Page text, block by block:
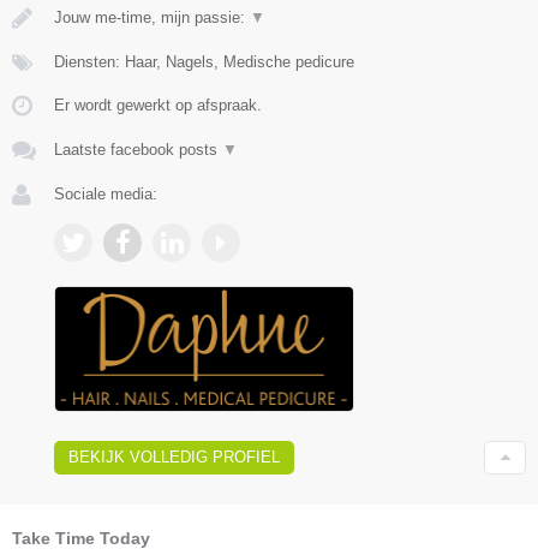
Jouw me-time, mijn passie: ▼
Diensten: Haar, Nagels, Medische pedicure
Er wordt gewerkt op afspraak.
Laatste facebook posts ▼
Sociale media:
BEKIJK VOLLEDIG PROFIEL
Take Time Today